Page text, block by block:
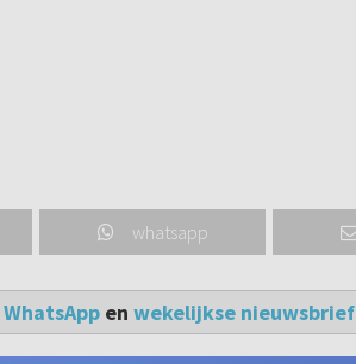
whatsapp
WhatsAppen wekelijkse nieuwsbrief